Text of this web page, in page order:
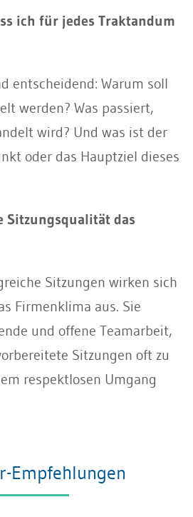
ich für jedes Traktandum
entscheidend: Warum soll
werden? Was passiert,
wird? Und was ist der
oder das Hauptziel dieses
Sitzungsqualität das
Sitzungen wirken sich
Firmenklima aus. Sie
und offene Teamarbeit,
Sitzungen oft zu
respektlosen Umgang
Empfehlungen